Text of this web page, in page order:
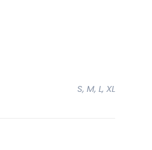
S, M, L, XL